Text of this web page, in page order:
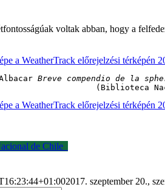
voltak abban, hogy a
Breve compendio de la
(Biblioteca
de Chile
2017. szeptember 20.,